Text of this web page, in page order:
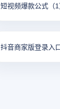
短视频爆款公式 （1
抖音商家版登录入